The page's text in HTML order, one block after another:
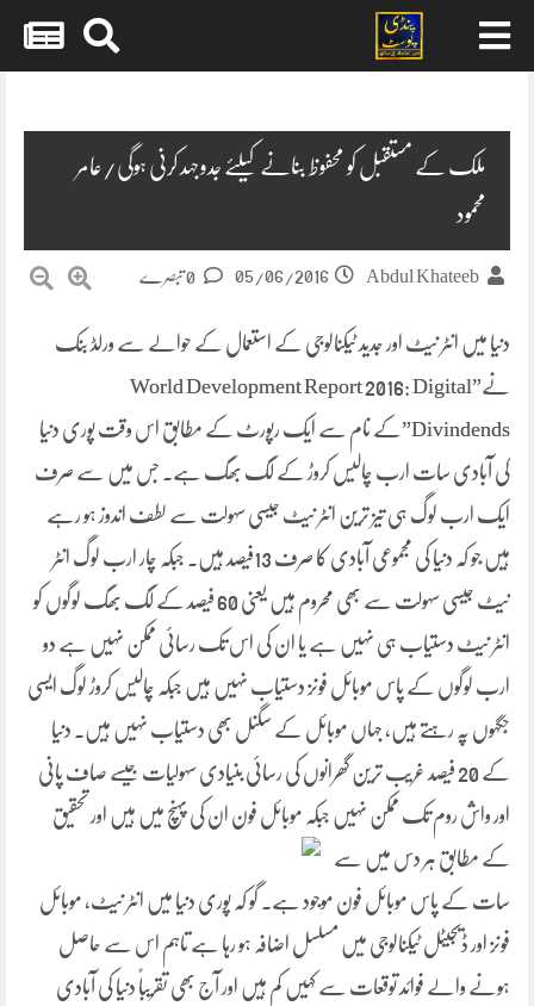
ملک کے مستقبل کو محفوظ بنانے کیلئے جدوجہد کرنی ہوگی/عامر
محمود
Abdul Khateeb
05/06/2016
دنیا میں انٹر نیٹ اور جدید ٹیکنالوجی کے استعمال کے حوالے سے ورلڈ بنک
نے”World Development Report 2016: Digital
Divindends”کے نام سے ایک رپورٹ کے مطابق اس وقت پوری دنیا
کی آبادی سات ارب چالیس کروڑ کے لگ بھگ ہے۔ جس میں سے صرف
ایک ارب لوگ ہی تیز ترین انٹر نیٹ جیسی سہولت سے لطف اندوز ہو رہے
ہیں جو کہ دنیا کی مجموعی آبادی کا صرف 13فیصد ہیں۔ جبکہ چار ارب لوگ انٹر
نیٹ جیسی سہولت سے بھی محروم ہیں یعنی 60 فیصد کے لگ بھگ لوگوں کو
انٹر نیٹ دستیاب ہی نہیں ہے یا ان کی اس تک رسائی ممکن نہیں ہے دو
ارب لوگوں کے پاس موبائل فونز دستیاب نہیں ہیں جبکہ چالیس کروڑ لوگ ایسی
جگہوں پہ رہتے ہیں، جہاں موبائل کے سگنل بھی دستیاب نہیں ہیں۔ دنیا
کے 20 فیصد غریب ترین گھرانوں کی رسائی بنیادی سہولیات جیسے صاف پانی
اور واش روم تک ممکن نہیں جبکہ موبائل فون ان کی پہنچ میں ہیں اور تحقیق
کے مطابق ہر دس میں سے
سات کے پاس موبائل فون موجود ہے۔ گو کہ پوری دنیا میں انٹر نیٹ، موبائل
فونز اور ڈیجیٹل ٹیکنالوجی میں مسلسل اضافہ ہو رہا ہے تاہم اس سے حاصل
ہونے والے فوائد توقعات سے کہیں کم ہیں اور آج بھی تقریباً دنیا کی آبادی